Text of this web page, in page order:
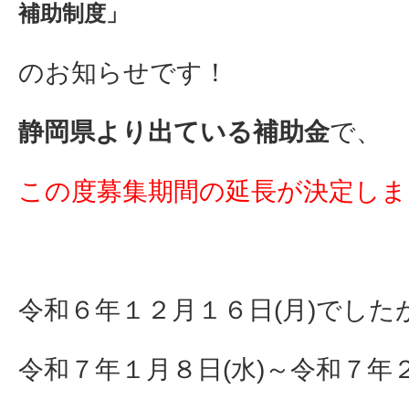
補助制度」
のお知らせです！
静岡県より出ている補助金で、
この度募集期間の延長が決定し
令和６年１２月１６日(月)でした
令和７年１月８日(水)～令和７年